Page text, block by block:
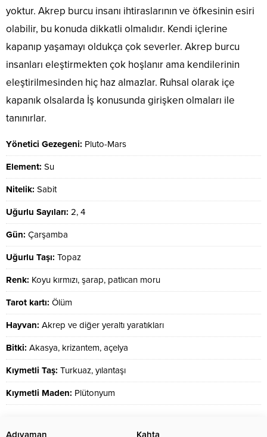
yoktur. Akrep burcu insanı ihtiraslarının ve öfkesinin esiri
olabilir, bu konuda dikkatli olmalıdır. Kendi içlerine
kapanıp yaşamayı oldukça çok severler. Akrep burcu
insanları eleştirmekten çok hoşlanır ama kendilerinin
eleştirilmesinden hiç haz almazlar. Ruhsal olarak içe
kapanık olsalarda İş konusunda girişken olmaları ile
tanınırlar.
Yönetici Gezegeni: Pluto-Mars
Element: Su
Nitelik: Sabit
Uğurlu Sayıları: 2, 4
Gün: Çarşamba
Uğurlu Taşı: Topaz
Renk: Koyu kırmızı, şarap, patlıcan moru
Tarot kartı: Ölüm
Hayvan: Akrep ve diğer yeraltı yaratıkları
Bitki: Akasya, krizantem, açelya
Kıymetli Taş: Turkuaz, yılantaşı
Kıymetli Maden: Plütonyum
Adıyaman Kahta